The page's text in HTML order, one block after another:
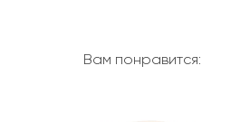
Вам понравится: